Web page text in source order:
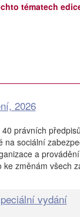
tématech
2026
právních
na sociální
a
změnám všech
vydání